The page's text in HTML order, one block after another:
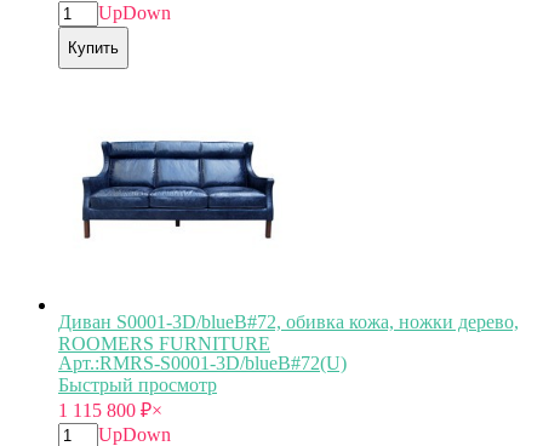
UpDown
Купить
Диван S0001-3D/blueB#72, обивка кожа, ножки дерево,
ROOMERS FURNITURE
Арт.:RMRS-S0001-3D/blueB#72(U)
Быстрый просмотр
1 115 800 ₽×
UpDown